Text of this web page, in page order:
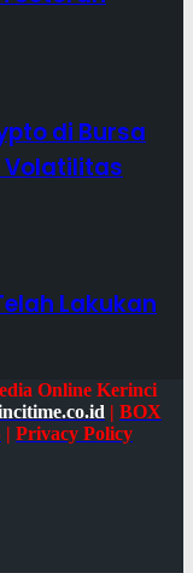
di Bursa
Volatilitas
Lakukan
Online Kerinci
| BOX
| Privacy Policy